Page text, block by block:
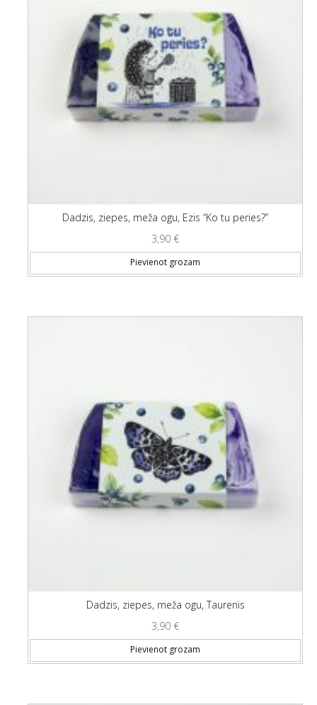
Dadzis, ziepes, meža ogu, Ezis “Ko tu peries?”
3,90 €
Pievienot grozam
Dadzis, ziepes, meža ogu, Taurenis
3,90 €
Pievienot grozam